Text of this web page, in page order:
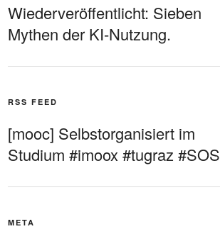
Wiederveröffentlicht: Sieben
Mythen der KI-Nutzung.
RSS FEED
[mooc] Selbstorganisiert im
Studium #imoox #tugraz #SOS
META